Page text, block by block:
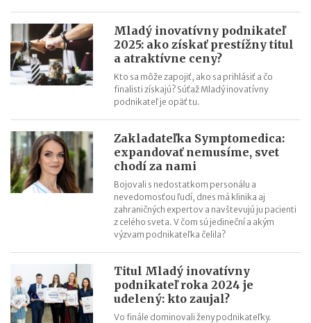
termíny po skončení školského roka
OČR cez letné prázdniny a zmena tlačiva v roku 2026
Mladý inovatívny podnikateľ
2025: ako získať prestížny titul
a atraktívne ceny?
Kto sa môže zapojiť, ako sa prihlásiť a čo
finalisti získajú? Súťaž Mladý inovatívny
podnikateľ je opäť tu.
Zakladateľka Symptomedica:
expandovať nemusíme, svet
chodí za nami
Bojovali s nedostatkom personálu a
nevedomosťou ľudí, dnes má klinika aj
zahraničných expertov a navštevujú ju pacienti
z celého sveta. V čom sú jedineční a akým
výzvam podnikateľka čelila?
Titul Mladý inovatívny
podnikateľ roka 2024 je
udelený: kto zaujal?
Vo finále dominovali ženy podnikateľky.